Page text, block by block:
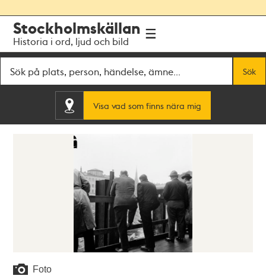
navigationen
huvudinnehållet
Stockholmskällan
Historia i ord, ljud och bild
Sök
Visa vad som finns nära mig
Foto